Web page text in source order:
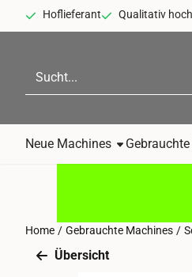
Cookie-Einstellungen sind derzeit
Hoflieferant Qualitativ
Suche
Neue Machines
Home / Gebrauchte Machines /
Übersicht